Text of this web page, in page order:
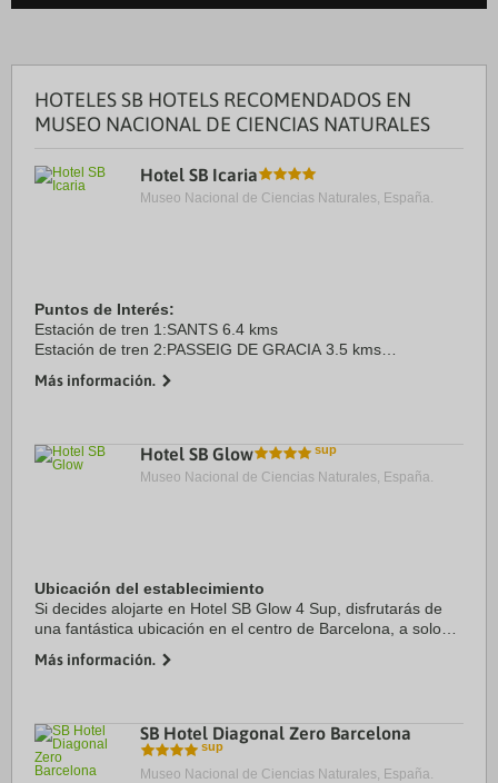
HOTELES SB HOTELS RECOMENDADOS EN
MUSEO NACIONAL DE CIENCIAS NATURALES
Hotel SB Icaria
Museo Nacional de Ciencias Naturales, España.
Puntos de Interés:
Estación de tren 1:SANTS 6.4 kms
Estación de tren 2:PASSEIG DE GRACIA 3.5 kms
Aeropuerto 2:GIRONA-COSTA BRAVA 90.0 kms
Más información.
Hotel SB Glow
Museo Nacional de Ciencias Naturales, España.
Ubicación del establecimiento
Si decides alojarte en Hotel SB Glow 4 Sup, disfrutarás de
una fantástica ubicación en el centro de Barcelona, a solo
Catalunya. Además, este hotel de ...
Más información.
SB Hotel Diagonal Zero Barcelona
Museo Nacional de Ciencias Naturales, España.